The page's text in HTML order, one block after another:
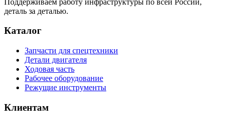
деталь за деталью.
Каталог
Запчасти для спецтехники
Детали двигателя
Ходовая часть
Рабочее оборудование
Режущие инструменты
Клиентам